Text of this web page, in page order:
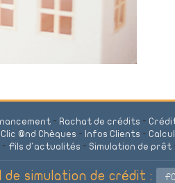
- Rachat de crédits -
Clic @nd Chèques - Infos Clients -
- Fils d'actualités - Simulation de prêt
de simulation de crédit :